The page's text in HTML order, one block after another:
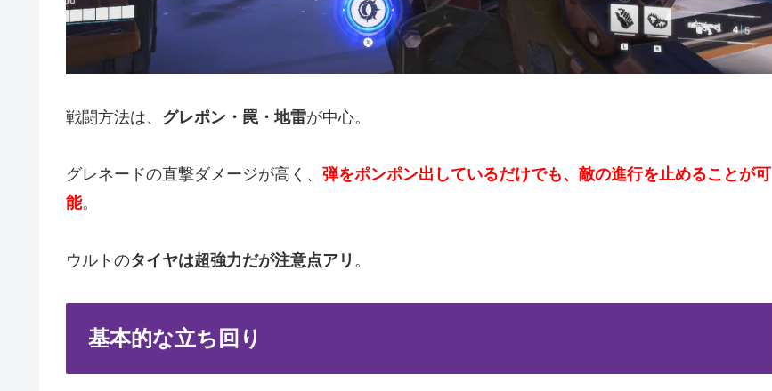
戦闘方法は、 グレポン・罠・地雷が中心。
グレネードの直撃ダメージが高く、 弾をポンポン出しているだけでも、敵の進行を止めることが可
能。
ウルトのタイヤは超強力だが注意点アリ 。
基本的な立ち回り